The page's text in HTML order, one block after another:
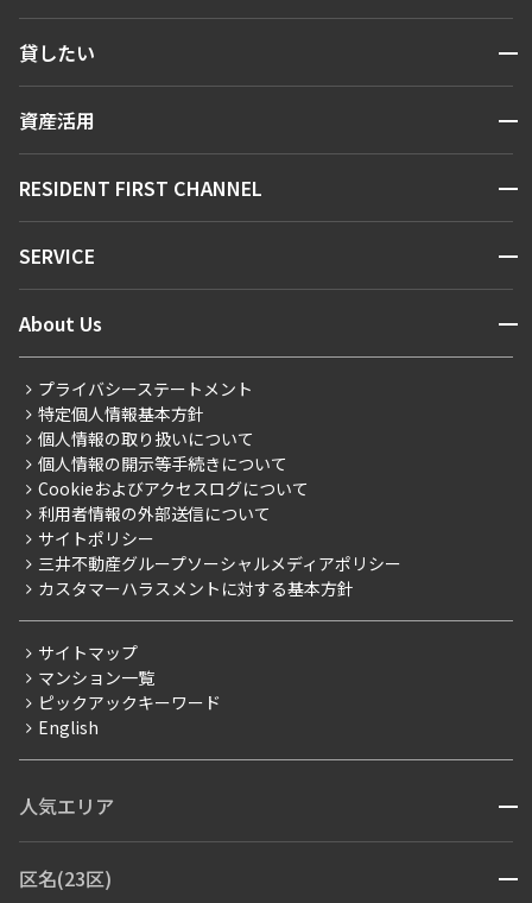
人気エリアから探す
新着情報から探す
新着募集情報
こだわりから探す
こだわり一覧
プレミアムマンション
新築
当社限定（港区・渋谷区）
当社限定（港区・渋谷区以外）
三井不動産企画
賃料改定
フリーレント
ペット可
ブランドマンション
貸したい 開閉
お問い合わせ
資産活用 開閉
お問い合わせ
RESIDENT FIRST CHANNEL 開閉
マンションレポート
住まいのコラム
SERVICE 開閉
会員ページ
ご入居・提携サービス
お部屋探しからご契約まで
よくあるご質問
社宅紹介
【仲介会社様向け】当社仲介事業部取り扱い物件入居申込
About Us 開閉
会社情報
事業案内
採用情報
ニュースリリース
お問い合わせ
プライバシーステートメント
特定個人情報基本方針
個人情報の取り扱いについて
個人情報の開示等手続きについて
Cookieおよびアクセスログについて
利用者情報の外部送信について
サイトポリシー
三井不動産グループソーシャルメディアポリシー
カスタマーハラスメントに対する基本方針
サイトマップ
マンション一覧
ピックアックキーワード
English
人気エリア 開閉
青山・表参道・原宿
区名(23区) 開閉